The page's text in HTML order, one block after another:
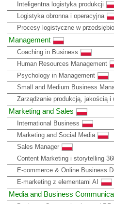
Inteligentna logistyka produkcji
Logistyka obronna i operacyjna
Procesy logistyczne w
Management
Coaching in Business
Human Resources Management
Psychology in Management
Small and Medium Business
Zarządzanie produkcją, jakością i
Marketing and Sales
International Business
Marketing and Social Media
Sales Manager
Content Marketing i storytelling
E-commerce & Online Business
E-marketing z elementami AI
Media and Business